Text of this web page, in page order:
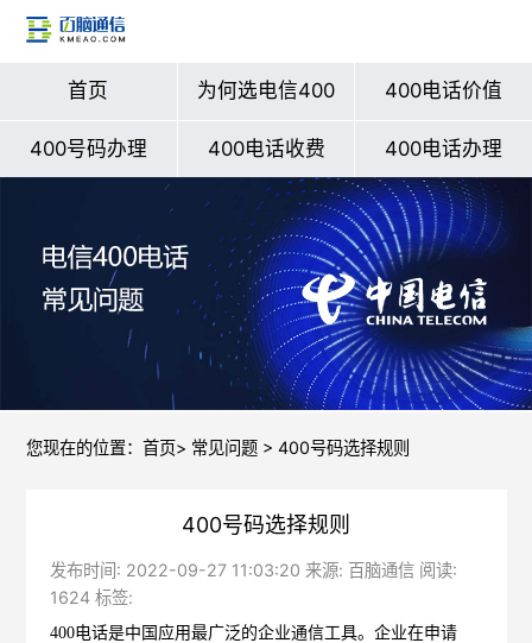
首页 为何选电信400 400电话价值
400号码办理 400电话收费 400电话办理
您现在的位置： 首页> 常见问题> 400号码选择规则
400号码选择规则
发布时间: 2022-09-27 11:03:20 来源: 百脑通信 阅读:
1624 标签:
400电话是中国应用最广泛的企业通信工具。企业在申请